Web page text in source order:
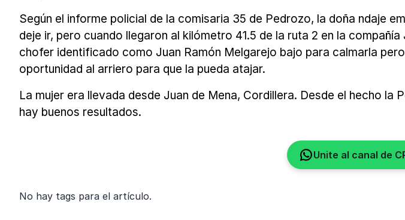
Según el informe policial de la comisaria 35 de Pedrozo, la doña ndaje
deje ir, pero cuando llegaron al kilómetro 41.5 de la ruta 2 en la
chofer identificado como Juan Ramón Melgarejo bajo para calmarla
oportunidad al arriero para que la pueda atajar.
La mujer era llevada desde Juan de Mena, Cordillera. Desde el hecho
hay buenos resultados.
Unite al canal de
No hay tags para el artículo.